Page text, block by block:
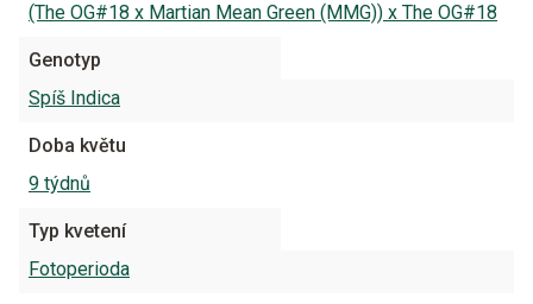
(The OG#18 x Martian Mean Green (MMG)) x The OG#18
Genotyp
Spíš Indica
Doba květu
9 týdnů
Typ kvetení
Fotoperioda